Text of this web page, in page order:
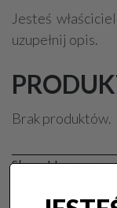
Jesteś
uzupełnij opis.
Brak produktów.
Słowa kluczowe: